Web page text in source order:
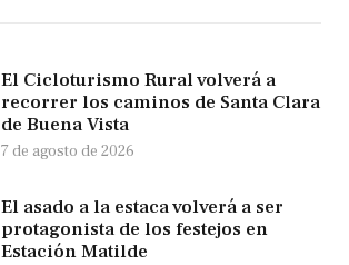
El Cicloturismo Rural volverá a
recorrer los caminos de Santa Clara
de Buena Vista
7 de agosto de 2026
El asado a la estaca volverá a ser
protagonista de los festejos en
Estación Matilde